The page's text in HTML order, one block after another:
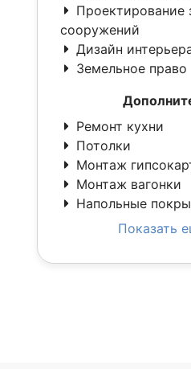
Проектирование
сооружений
Дизайн
Земельное право
Ремонт кухни
Потолки
Монтаж
Монтаж вагонки
Напольные
Показать